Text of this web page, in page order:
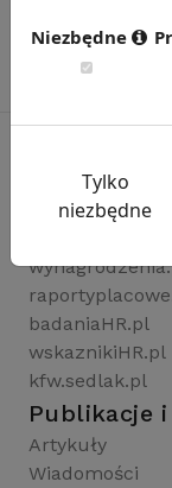
badaniaHR.pl
wskaznikiHR.pl
kfw.sedlak.pl
Publikacje
Artykuły
Wiadomości
Niezbędne
Tylko
niezbędne